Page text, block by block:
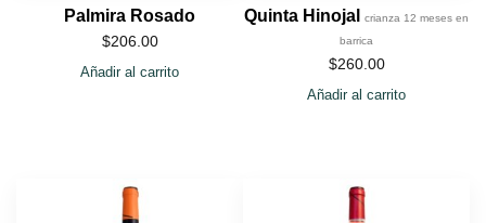
Palmira Rosado
$206.00
Añadir al carrito
Quinta Hinojal
crianza 12 meses en
barrica
$260.00
Añadir al carrito